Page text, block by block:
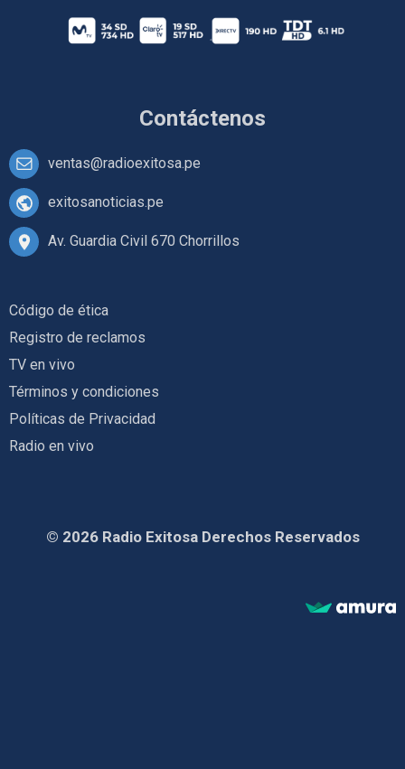
Contáctenos
ventas@radioexitosa.pe
exitosanoticias.pe
Av. Guardia Civil 670 Chorrillos
Código de ética
Registro de reclamos
TV en vivo
Términos y condiciones
Políticas de Privacidad
Radio en vivo
© 2026 Radio Exitosa Derechos Reservados